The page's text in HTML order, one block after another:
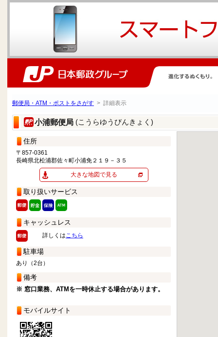
郵便局・ATM・ポストをさがす > 詳細表示
小浦郵便局 (こうらゆうびんきょく)
住所
〒857-0361
長崎県北松浦郡佐々町小浦免２１９－３５
大きな地図で見る
取り扱いサービス
キャッシュレス
詳しくはこちら
駐車場
あり（2台）
備考
※ 窓口業務、ATMを一時休止する場合があります。
モバイルサイト